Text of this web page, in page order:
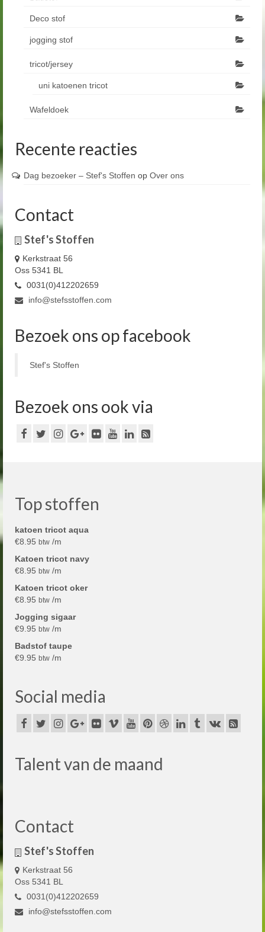
Deco stof
jogging stof
tricot/jersey
uni katoenen tricot
Wafeldoek
Recente reacties
Dag bezoeker – Stef's Stoffen op Over ons
Contact
Stef's Stoffen
Kerkstraat 56
Oss 5341 BL
0031(0)412202659
info@stefsstoffen.com
Bezoek ons op facebook
Stef's Stoffen
Bezoek ons ook via
Top stoffen
katoen tricot aqua
€8.95 btw /m
Katoen tricot navy
€8.95 btw /m
Katoen tricot oker
€8.95 btw /m
Jogging sigaar
€9.95 btw /m
Badstof taupe
€9.95 btw /m
Social media
Talent van de maand
Contact
Stef's Stoffen
Kerkstraat 56
Oss 5341 BL
0031(0)412202659
info@stefsstoffen.com